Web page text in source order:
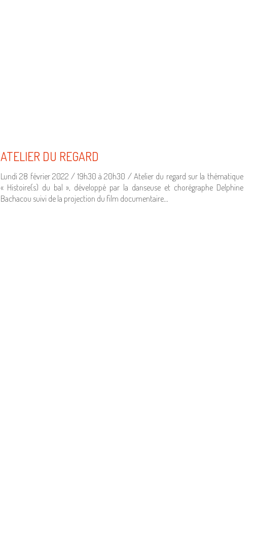
ATELIER DU REGARD
Lundi 28 février 2022 / 19h30 à 20h30 / Atelier du regard sur la thématique
« Histoire(s) du bal », développé par la danseuse et chorégraphe Delphine
Bachacou suivi de la projection du film documentaire…